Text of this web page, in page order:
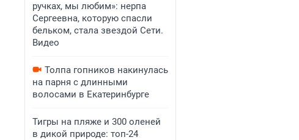
ручках, мы любим»: нерпа
Сергеевна, которую спасли
бельком, стала звездой Сети.
Видео
Толпа гопников накинулась
на парня с длинными
волосами в Екатеринбурге
Тигры на пляже и 300 оленей
в дикой природе: топ-24